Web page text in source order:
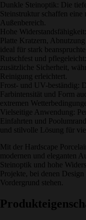
Dunkle Steinoptik: Die
Steinstruktur schaffen eine
Außenbereich.
Hohe
Platte Kratzern,
ideal für stark beanspruchte
Rutschfest und
zusätzliche Sicherheit,
Reinigung erleichtert.
Frost- und UV-beständig:
Farbintensität und Form
extremen
Vielseitige Anwendung:
Einfahrten und
und stilvolle Lösung für
Mit der Hardscape
modernen und eleganten
Steinoptik und hohe
Projekte, bei denen
Vordergrund stehen.